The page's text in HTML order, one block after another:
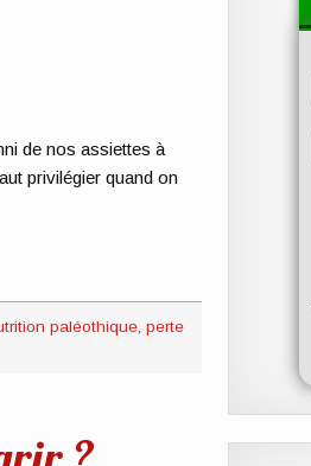
de nos assiettes à
privilégier quand on
paléothique,perte